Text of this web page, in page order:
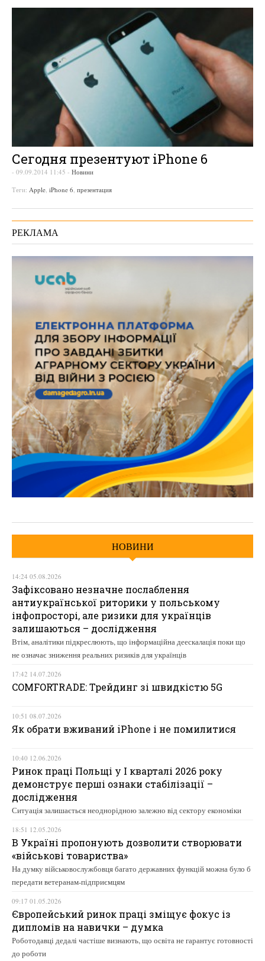
Сегодня презентуют iPhone 6
- 09.09.2014 11:45 - Новини
Теги: Apple iPhone 6 презентация
РЕКЛАМА
НОВИНИ
14:24 05.08.2026
Зафіксовано незначне послаблення
антиукраїнської риторики у польському
інфопросторі, але ризики для українців
залишаються – дослідження
Втім, аналітики підкреслюють, що інформаційна деескалація поки що
не означає зниження реальних ризиків для українців
17:42 14.07.2026
COMFORTRADE: Трейдинг зі швидкістю 5G
10:51 08.07.2026
Як обрати вживаний iPhone і не помилитися
10:40 12.06.2026
Ринок праці Польщі у І кварталі 2026 року
демонструє перші ознаки стабілізації –
дослідження
Ситуація залишається неоднорідною залежно від сектору економіки
18:51 12.05.2026
В Україні пропонують дозволити створювати
«військові товариства»
На думку військовослужбовця багато державних функцій можна було б
передати ветеранам-підприємцям
09:17 01.05.2026
Європейський ринок праці зміщує фокус із
дипломів на навички – думка
Роботодавці дедалі частіше визнають, що освіта не гарантує готовності
до роботи